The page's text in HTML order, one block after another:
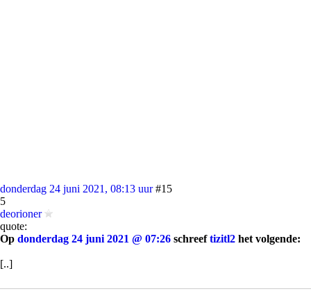
donderdag 24 juni 2021, 08:13 uur #15
5
deorioner
quote:
Op donderdag 24 juni 2021 @ 07:26 schreeftizitl2 het volgende:
[..]